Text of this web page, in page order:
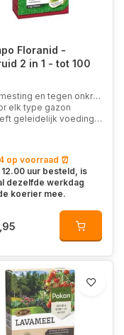
Floranid -
2 in 1 - tot 100
en tegen onkruid
elk type gazon
geleidelijk voeding af
op voorraad ⏰
uur besteld, is
dezelfde werkdag
koerier mee.